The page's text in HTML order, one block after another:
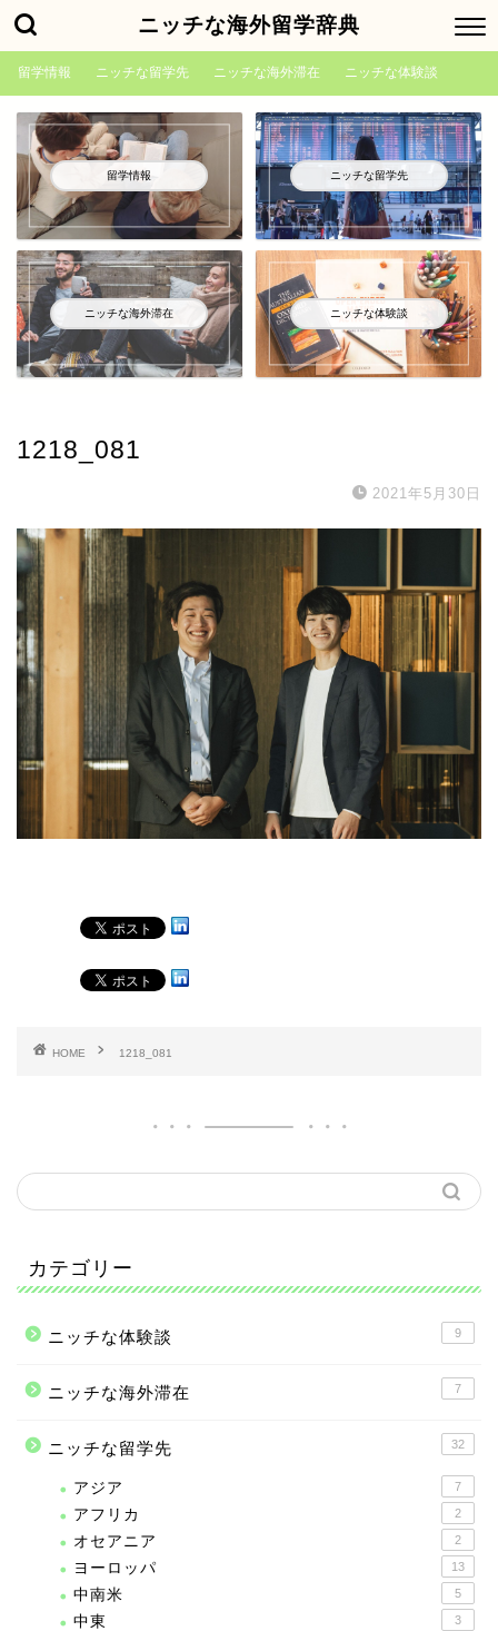
ニッチな海外留学辞典
留学情報 ニッチな留学先 ニッチな海外滞在 ニッチな体験談
留学情報 ニッチな留学先
ニッチな海外滞在 ニッチな体験談
1218_081
2021年5月30日
HOME 1218_081
カテゴリー
ニッチな体験談 9
ニッチな海外滞在 7
ニッチな留学先 32
アジア 7
アフリカ 2
オセアニア 2
ヨーロッパ 13
中南米 5
中東 3